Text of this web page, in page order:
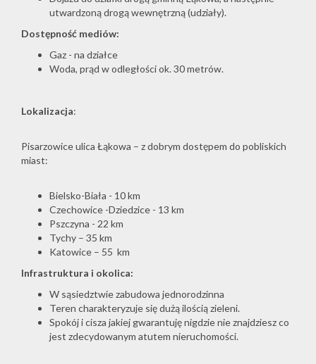
utwardzoną drogą wewnętrzną (udziały).
Dostępność mediów:
Gaz - na działce
Woda, prąd w odległości ok. 30 metrów.
Lokalizacja:
Pisarzowice ulica Łąkowa – z dobrym dostępem do pobliskich
miast:
Bielsko-Biała - 10 km
Czechowice -Dziedzice - 13 km
Pszczyna - 22 km
Tychy – 35 km
Katowice – 55 km
Infrastruktura i okolica:
W sąsiedztwie zabudowa jednorodzinna
Teren charakteryzuje się dużą ilością zieleni.
Spokój i cisza jakiej gwarantuję nigdzie nie znajdziesz co
jest zdecydowanym atutem nieruchomości.